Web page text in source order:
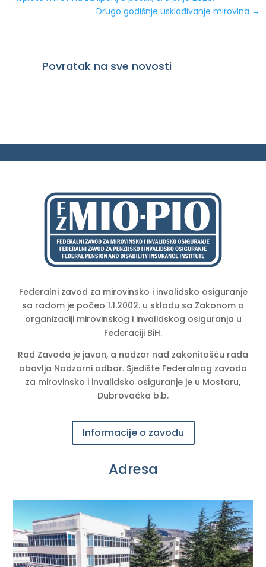
Drugo godišnje usklađivanje mirovina →
Povratak na sve novosti
Federalni zavod za mirovinsko i invalidsko osiguranje
sa radom je počeo 1.1.2002. u skladu sa Zakonom o
organizaciji mirovinskog i invalidskog osiguranja u
Federaciji BiH.
Rad Zavoda je javan, a nadzor nad zakonitošću rada
obavlja Nadzorni odbor. Sjedište Federalnog zavoda
za mirovinsko i invalidsko osiguranje je u Mostaru,
Dubrovačka b.b.
Informacije o zavodu
Adresa